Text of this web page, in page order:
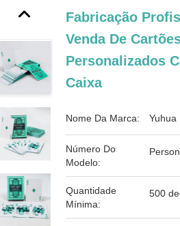
Fabricação
Venda De
Personalizados
Caixa
Nome Da Marca: Yuhua
Número Do
Modelo:
Quantidade
Mínima:
500